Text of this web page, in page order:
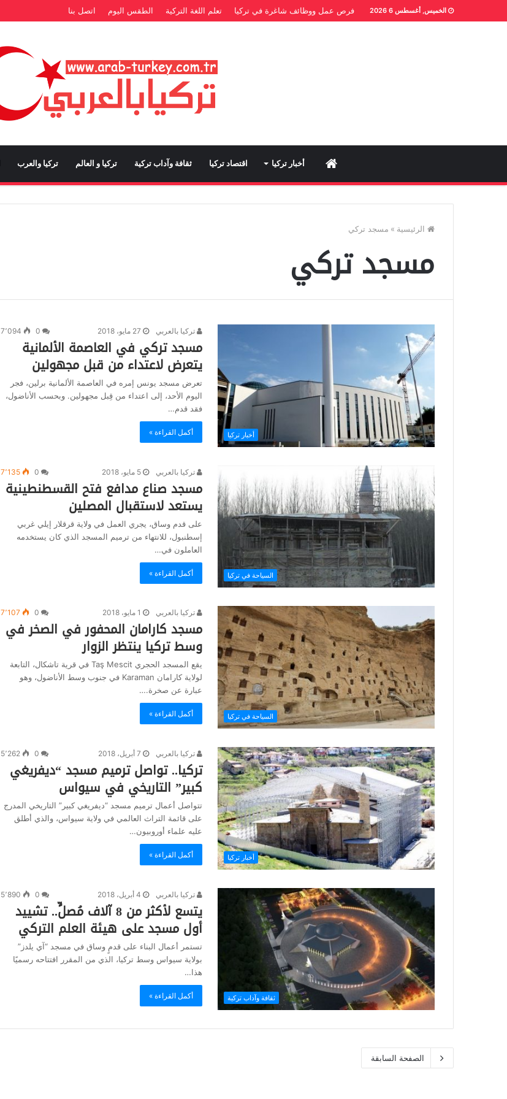
الخميس, أغسطس 6 2026 فرص عمل ووظائف شاغرة في تركيا تعلم اللغة التركية الطقس اليوم اتصل بنا
Home أخبار تركيا اقتصاد تركيا ثقافة وآداب تركية تركيا و العالم تركيا والعرب
الرئيسية » مسجد تركي
مسجد تركي
أخبار تركيا
تركيا بالعربي 27 مايو، 2018 7٬094
مسجد تركي في العاصمة الألمانية
يتعرض لاعتداء من قبل مجهولين
تعرض مسجد يونس إمره في العاصمة الألمانية برلين، فجر
اليوم الأحد، إلى اعتداء من قِبل مجهولين. وبحسب الأناضول،
فقد قدم…
أكمل القراءة »
السياحة في تركيا
تركيا بالعربي 5 مايو، 2018 7٬135
مسجد صناع مدافع فتح القسطنطينية
يستعد لاستقبال المصلين
على قدم وساق، يجري العمل في ولاية قرقلار إيلي غربي
إسطنبول، للانتهاء من ترميم المسجد الذي كان يستخدمه
العاملون في…
أكمل القراءة »
السياحة في تركيا
تركيا بالعربي 1 مايو، 2018 7٬107
مسجد كارامان المحفور في الصخر في
وسط تركيا ينتظر الزوار
يقع المسجد الحجري Taş Mescit في قرية تاشكال، التابعة
لولاية كارامان Karaman في جنوب وسط الأناضول، وهو
عبارة عن صخرة.…
أكمل القراءة »
أخبار تركيا
تركيا بالعربي 7 أبريل، 2018 5٬262
تركيا.. تواصل ترميم مسجد “ديفريغي
كبير” التاريخي في سيواس
تتواصل أعمال ترميم مسجد “ديفريغي كبير” التاريخي المدرج
على قائمة التراث العالمي في ولاية سيواس، والذي أطلق
عليه علماء أوروبيون…
أكمل القراءة »
ثقافة وآداب تركية
تركيا بالعربي 4 أبريل، 2018 5٬890
يتسع لأكثر من 8 آلاف مُصلٍّ.. تشييد
أول مسجد على هيئة العلم التركي
تستمر أعمال البناء على قدمٍ وساق في مسجد “آي يلدز”
بولاية سيواس وسط تركيا، الذي من المقرر افتتاحه رسميًا
هذا…
أكمل القراءة »
الصفحة السابقة